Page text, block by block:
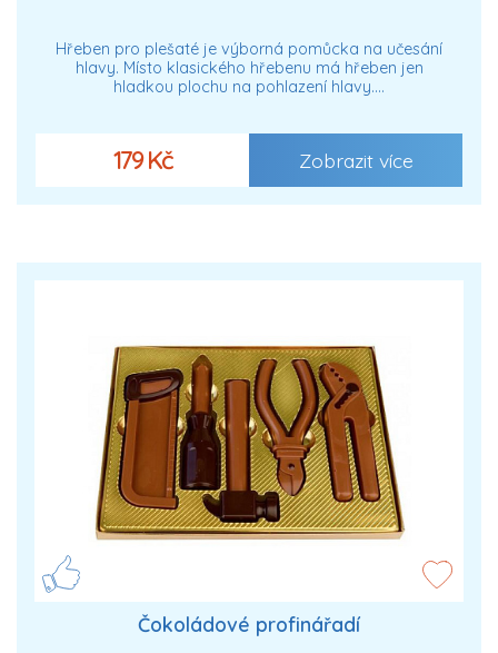
Hřeben pro plešaté je výborná pomůcka na učesání
hlavy. Místo klasického hřebenu má hřeben jen
hladkou plochu na pohlazení hlavy.…
179 Kč Zobrazit více
Čokoládové profinářadí